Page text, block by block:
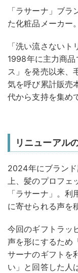
「ラサーナ」ブ
た化粧品メーカー。
「洗い流さない
1998年に主力商
ス」を発売以来、
気を呼び累計販売
代から支持を集め
リニューアル
2024年にブラン
上、髪のプロフェ
「ラサーナ」。
に寄せられる声を
今回のギフトラッ
声を形にするため
サーナのギフトを
い」と回答した人